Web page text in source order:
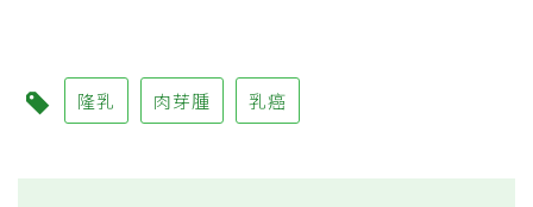
隆乳 肉芽腫 乳癌